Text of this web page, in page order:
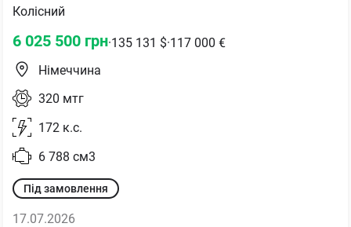
Колісний
6 025 500 грн·135 131 $·117 000 €
Німеччина
320 мтг
172 к.с.
6 788 см3
Під замовлення
17.07.2026